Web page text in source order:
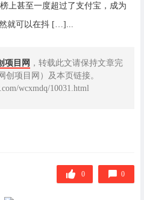
上甚至一度超过了支付宝，成为
就可以在抖 […]...
项目网 ，转载此文请保持文章完
创项目网）及本页链接。
wcxmdq/10031.html
0 0